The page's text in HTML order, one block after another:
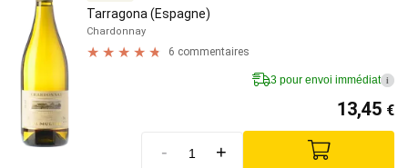
Tarragona (Espagne)
Chardonnay
6 commentaires
3 pour envoi immédiat i
13,45 €
- +